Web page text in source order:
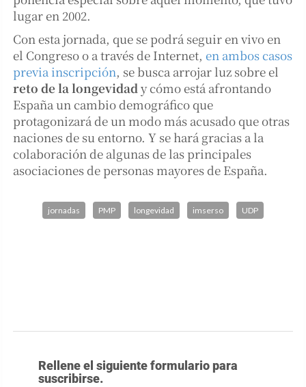
lugar en 2002.
Con esta jornada, que se podrá seguir en vivo en
el Congreso o a través de Internet, en ambos casos
previa inscripción, se busca arrojar luz sobre el
reto de la longevidady cómo está afrontando
España un cambio demográfico que
protagonizará de un modo más acusado que otras
naciones de su entorno. Y se hará gracias a la
colaboración de algunas de las principales
asociaciones de personas mayores de España.
jornadas PMP longevidad imserso UDP
Rellene el siguiente formulario para
suscribirse.